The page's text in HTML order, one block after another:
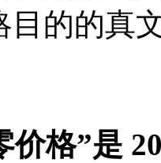
目的的
价格”是